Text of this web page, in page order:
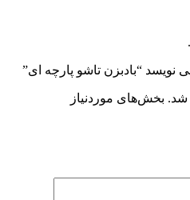
نویسد “بادبزن تاشو پارچه ای”
شد. بخش‌های موردنیاز